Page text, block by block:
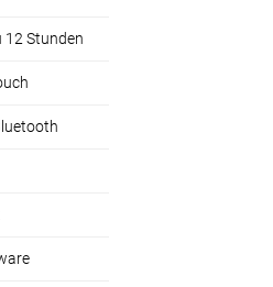
12 Stunden